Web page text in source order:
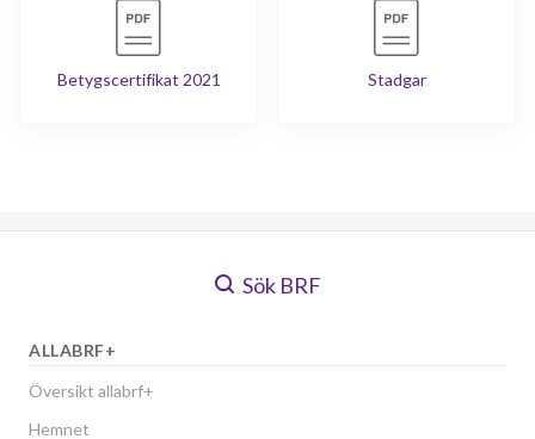
Betygscertifikat 2021 Stadgar
Sök BRF
ALLABRF+
Översikt allabrf+
Hemnet